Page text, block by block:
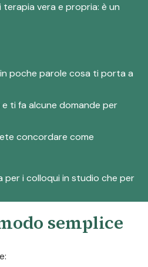
vera e propria: è un
poche parole cosa ti porta a
ti fa alcune domande per
concordare come
per i colloqui in studio che per
semplice